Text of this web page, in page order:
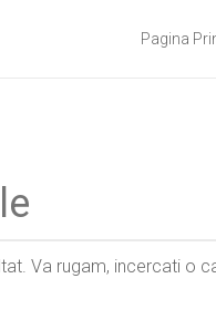
Pagina
Va rugam, incercati o